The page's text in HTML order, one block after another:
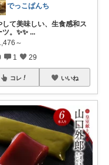
でっこぱんち
して美味しい、生食感和ス
ツ。✨✨ ...
～
1 29
コレ いいね